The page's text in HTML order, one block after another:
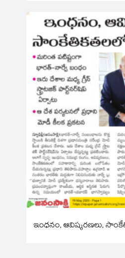
ఇంధనం, ఆవిష్కరణలు,